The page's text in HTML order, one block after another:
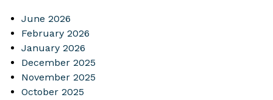
June 2026
February 2026
January 2026
December 2025
November 2025
October 2025